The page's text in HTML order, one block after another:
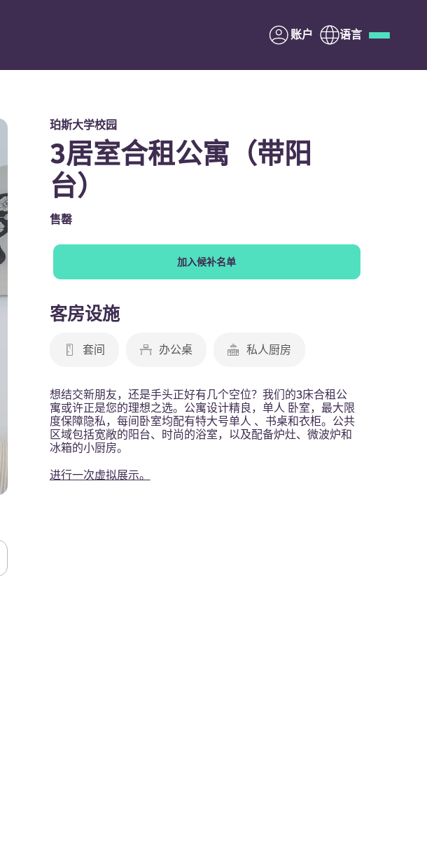
账户 语言
关于我们
常见问题解答 家长须知
联系我们
珀斯大学校园
3居室合租公寓（带阳
台）
售罄
加入候补名单
客房设施
套间 办公桌 私人厨房
想结交新朋友，还是手头正好有几个空位？我们的3床合租公
寓或许正是您的理想之选。公寓设计精良，单人 卧室，最大限
度保障隐私，每间卧室均配有特大号单人 、书桌和衣柜。公共
区域包括宽敞的阳台、时尚的浴室，以及配备炉灶、微波炉和
冰箱的小厨房。
进行一次虚拟展示。